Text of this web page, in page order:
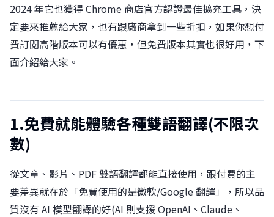
2024 年它也獲得 Chrome 商店官方認證最佳擴充工具，決
定要來推薦給大家，也有跟廠商拿到一些折扣，如果你想付
費訂閱高階版本可以有優惠，但免費版本其實也很好用，下
面介紹給大家。
1.免費就能體驗各種雙語翻譯(不限次
數)
從文章、影片、PDF 雙語翻譯都能直接使用，跟付費的主
要差異就在於「免費使用的是微軟/Google 翻譯」，所以品
質沒有 AI 模型翻譯的好(AI 則支援 OpenAI、Claude、